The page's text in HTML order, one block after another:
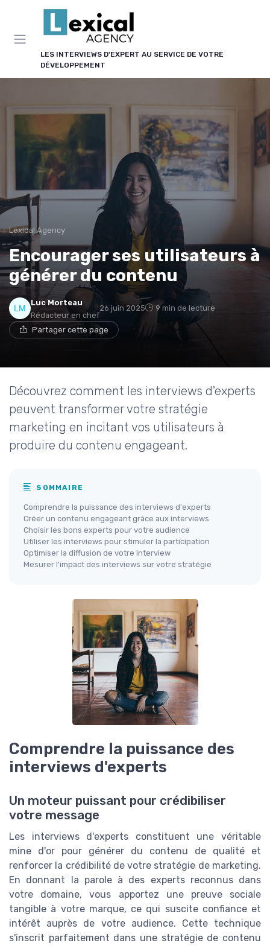
LES INTERVIEWS D'EXPERT AU SERVICE DE VOTRE
DÉVELOPPEMENT
Lexical Agency
Encourager ses utilisateurs à
générer du contenu
Luc Morteau
Rédacteur en chef
26 juin 2025 9 min de lecture
Partager cette page
Découvrez comment les interviews d'experts
peuvent transformer votre stratégie
marketing en incitant vos utilisateurs à
produire du contenu engageant.
SOMMAIRE
Comprendre la puissance des interviews d'experts
Créer un contenu engageant grâce aux interviews
Choisir les bons experts pour votre audience
Utiliser les interviews pour stimuler la participation
Optimiser la diffusion de votre interview
Mesurer l'impact des interviews sur votre stratégie
Comprendre la puissance des
interviews d'experts
Un moteur puissant pour crédibiliser
votre message
Les interviews d'experts constituent une véritable
mine d'or pour générer du contenu de qualité et
renforcer la crédibilité de votre stratégie de marketing.
En donnant la parole à des experts reconnus dans
votre domaine, vous apportez une preuve sociale
tangible à votre marque, ce qui suscite confiance et
intérêt auprès de votre audience. Cette technique
s'inscrit parfaitement dans une stratégie de contenu
Panneau de gestion des cookies